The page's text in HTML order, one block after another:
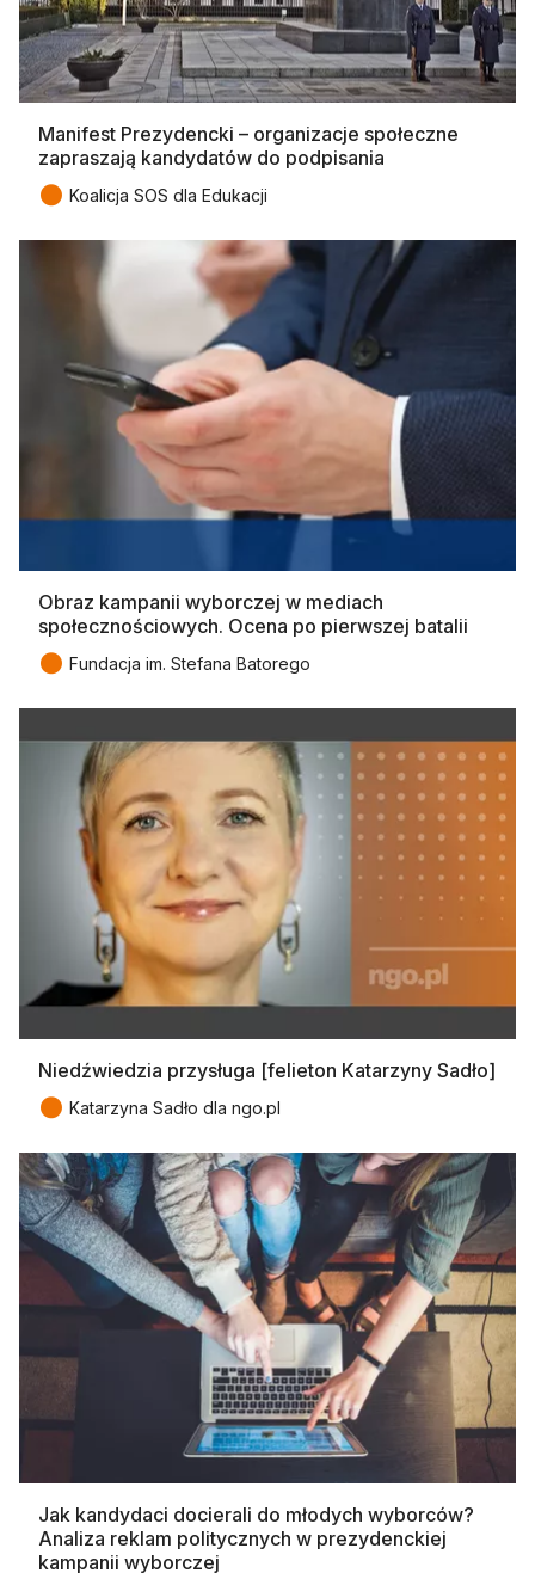
Manifest Prezydencki – organizacje społeczne
zapraszają kandydatów do podpisania
● Koalicja SOS dla Edukacji
Obraz kampanii wyborczej w mediach
społecznościowych. Ocena po pierwszej batalii
● Fundacja im. Stefana Batorego
Niedźwiedzia przysługa [felieton Katarzyny Sadło]
● Katarzyna Sadło dla ngo.pl
Jak kandydaci docierali do młodych wyborców?
Analiza reklam politycznych w prezydenckiej
kampanii wyborczej